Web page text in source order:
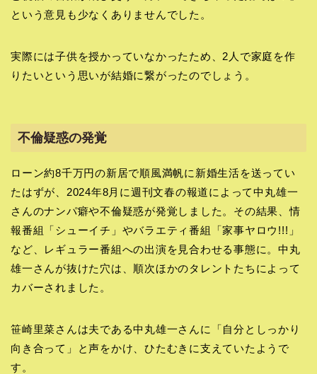
という意見も少なくありませんでした。
実際には子供を授かっていなかったため、2人で家庭を作
りたいという思いが結婚に繋がったのでしょう。
不倫疑惑の発覚
ローン約8千万円の新居で順風満帆に新婚生活を送ってい
たはずが、2024年8月に週刊文春の報道によって中丸雄一
さんのナンパ癖や不倫疑惑が発覚しました。その結果、情
報番組「シューイチ」やバラエティ番組「家事ヤロウ!!!」
など、レギュラー番組への出演を見合わせる事態に。中丸
雄一さんが抜けた穴は、順次ほかのタレントたちによって
カバーされました。
笹崎里菜さんは夫である中丸雄一さんに「自分としっかり
向き合って」と声をかけ、ひたむきに支えていたようで
す。